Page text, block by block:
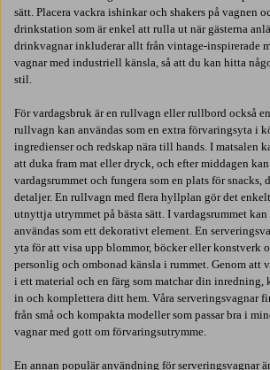
sätt. Placera vackra ishinkar och shakers på vagnen
drinkstation som är enkel att rulla ut när gästerna
drinkvagnar inkluderar allt från vintage-inspirerade
vagnar med industriell känsla, så att du kan hitta
stil.
För vardagsbruk är en rullvagn eller rullbord också
rullvagn kan användas som en extra förvaringsyta i
ingredienser och redskap nära till hands. I matsalen
att duka fram mat eller dryck, och efter middagen
vardagsrummet och fungera som en plats för
detaljer. En rullvagn med flera hyllplan gör det
utnyttja utrymmet på bästa sätt. I vardagsrummet
användas som ett dekorativt element. En
yta för att visa upp blommor, böcker eller konstverk
personlig och ombonad känsla i rummet. Genom att
i ett material och en färg som matchar din inredning,
in och komplettera ditt hem. Våra serveringsvagnar
från små och kompakta modeller som passar bra i
vagnar med gott om förvaringsutrymme.
En annan populär användning för serveringsvagnar